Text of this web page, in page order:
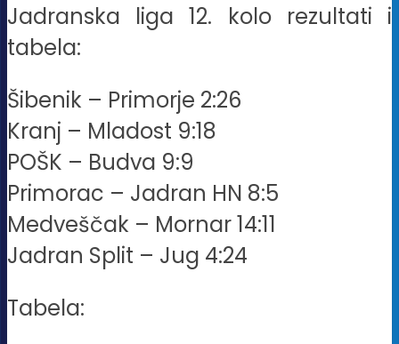
Jadranska liga 12. kolo rezultati i
tabela:
Šibenik – Primorje 2:26
Kranj – Mladost 9:18
POŠK – Budva 9:9
Primorac – Jadran HN 8:5
Medveščak – Mornar 14:11
Jadran Split – Jug 4:24
Tabela: